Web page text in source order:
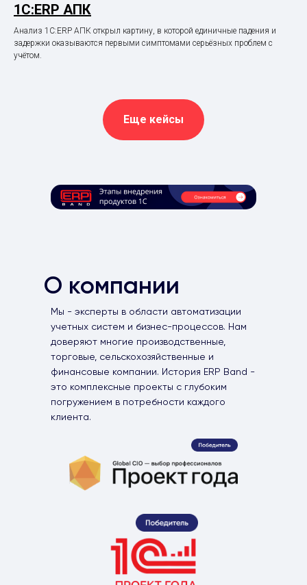
1С:ERP АПК
Анализ 1С:ERP АПК открыл картину, в которой единичные падения и
задержки оказываются первыми симптомами серьёзных проблем с
учётом.
Еще кейсы
Мы - эксперты в области автоматизации
учетных систем и бизнес-процессов. Нам
доверяют многие производственные,
торговые, сельскохозяйственные и
финансовые компании. История ERP Band -
это комплексные проекты с глубоким
погружением в потребности каждого
клиента.
О компании